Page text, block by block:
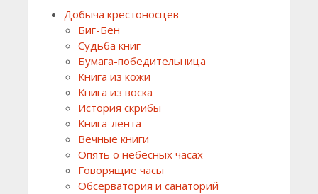
Добыча крестоносцев
Биг-Бен
Судьба книг
Бумага-победительница
Книга из кожи
Книга из воска
История скрибы
Книга-лента
Вечные книги
Опять о небесных часах
Говорящие часы
Обсерватория и санаторий